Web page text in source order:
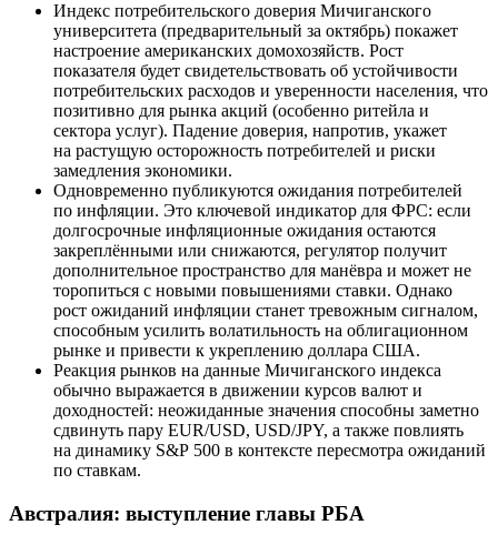
Индекс потребительского доверия Мичиганского
университета (предварительный за октябрь) покажет
настроение американских домохозяйств. Рост
показателя будет свидетельствовать об устойчивости
потребительских расходов и уверенности населения, что
позитивно для рынка акций (особенно ритейла и
сектора услуг). Падение доверия, напротив, укажет
на растущую осторожность потребителей и риски
замедления экономики.
Одновременно публикуются ожидания потребителей
по инфляции. Это ключевой индикатор для ФРС: если
долгосрочные инфляционные ожидания остаются
закреплёнными или снижаются, регулятор получит
дополнительное пространство для манёвра и может не
торопиться с новыми повышениями ставки. Однако
рост ожиданий инфляции станет тревожным сигналом,
способным усилить волатильность на облигационном
рынке и привести к укреплению доллара США.
Реакция рынков на данные Мичиганского индекса
обычно выражается в движении курсов валют и
доходностей: неожиданные значения способны заметно
сдвинуть пару EUR/USD, USD/JPY, а также повлиять
на динамику S&P 500 в контексте пересмотра ожиданий
по ставкам.
Австралия: выступление главы РБА